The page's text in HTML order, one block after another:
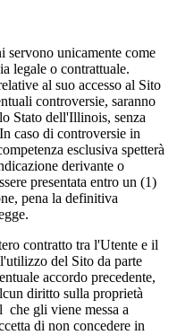
servono unicamente come
legale o contrattuale.
al suo accesso al Sito
controversie, saranno
Stato dell'Illinois, senza
caso di controversie in
esclusiva spetterà
derivante o
presentata entro un (1)
pena la definitiva
contratto tra l'Utente e il
del Sito da parte
accordo precedente,
diritto sulla proprietà
che gli viene messa a
di non concedere in